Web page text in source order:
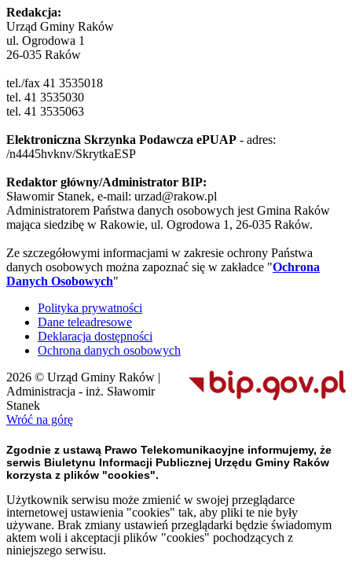
Redakcja:
Urząd Gminy Raków
ul. Ogrodowa 1
26-035 Raków
tel./fax 41 3535018
tel. 41 3535030
tel. 41 3535063
Elektroniczna Skrzynka Podawcza ePUAP - adres:
/n4445hvknv/SkrytkaESP
Redaktor główny/Administrator BIP:
Sławomir Stanek, e-mail: urzad@rakow.pl
Administratorem Państwa danych osobowych jest Gmina Raków
mająca siedzibę w Rakowie, ul. Ogrodowa 1, 26-035 Raków.
Ze szczegółowymi informacjami w zakresie ochrony Państwa
danych osobowych można zapoznać się w zakładce "Ochrona
Danych Osobowych"
Polityka prywatności
Dane teleadresowe
Deklaracja dostępności
Ochrona danych osobowych
2026 © Urząd Gminy Raków |
Administracja - inż. Sławomir
Stanek
Wróć na górę
Zgodnie z ustawą Prawo Telekomunikacyjne informujemy, że
serwis Biuletynu Informacji Publicznej Urzędu Gminy Raków
korzysta z plików "cookies".
Użytkownik serwisu może zmienić w swojej przeglądarce
internetowej ustawienia "cookies" tak, aby pliki te nie były
używane. Brak zmiany ustawień przeglądarki będzie świadomym
aktem woli i akceptacji plików "cookies" pochodzących z
niniejszego serwisu.